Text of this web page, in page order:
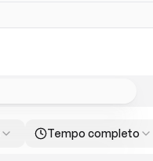
Tempo completo